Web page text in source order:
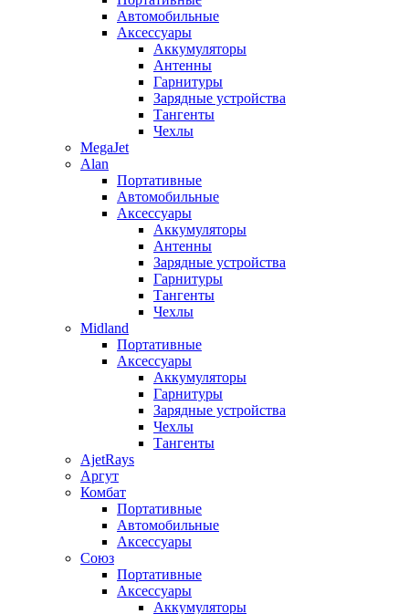
Автомобильные
Аксессуары
Аккумуляторы
Антенны
Гарнитуры
Зарядные устройства
Тангенты
Чехлы
MegaJet
Alan
Портативные
Автомобильные
Аксессуары
Аккумуляторы
Антенны
Зарядные устройства
Гарнитуры
Тангенты
Чехлы
Midland
Портативные
Аксессуары
Аккумуляторы
Гарнитуры
Зарядные устройства
Чехлы
Тангенты
AjetRays
Аргут
Комбат
Портативные
Автомобильные
Аксессуары
Союз
Портативные
Аксессуары
Аккумуляторы